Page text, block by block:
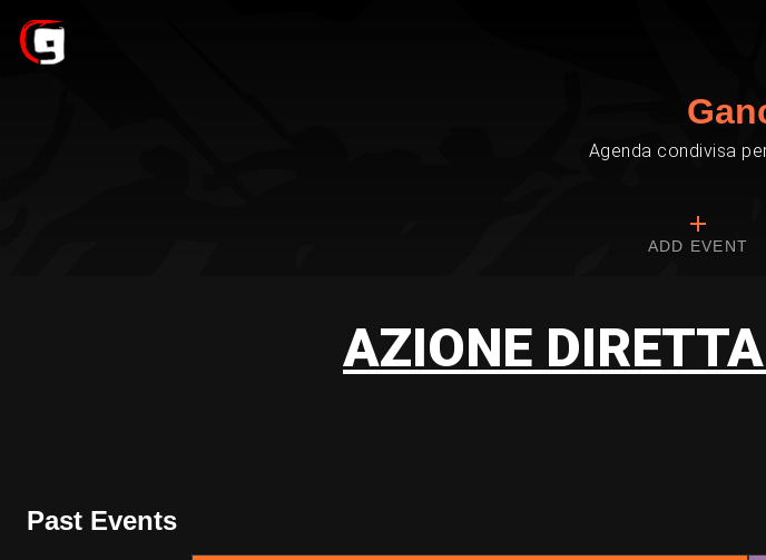
Agenda condivisa
ADD EVENT
AZIONE
Past Events